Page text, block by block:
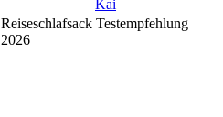
Kai
Reiseschlafsack Testempfehlung
2026